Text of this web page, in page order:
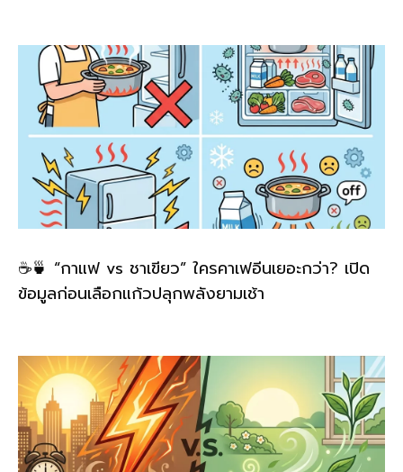
☕🍵 “กาแฟ vs ชาเขียว” ใครคาเฟอีนเยอะกว่า? เปิด
ข้อมูลก่อนเลือกแก้วปลุกพลังยามเช้า